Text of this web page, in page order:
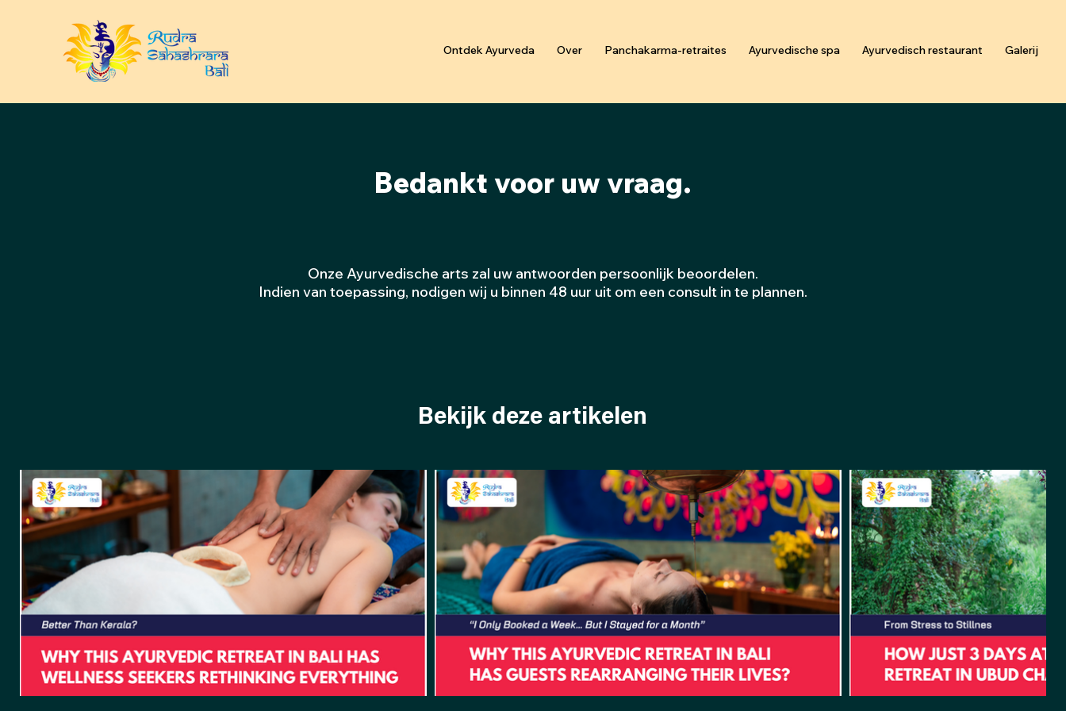
Ontdek Ayurveda Over Panchakarma-retraites Ayurvedische spa Ayurvedisch restaurant Galerij
Bedankt voor uw vraag.
Onze Ayurvedische arts zal uw antwoorden persoonlijk beoordelen.
Indien van toepassing, nodigen wij u binnen 48 uur uit om een consult in te plannen.
Bekijk deze artikelen